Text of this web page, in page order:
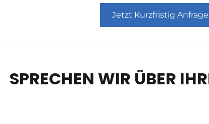
Jetzt Kurzfristig
SPRECHEN WIR ÜBER